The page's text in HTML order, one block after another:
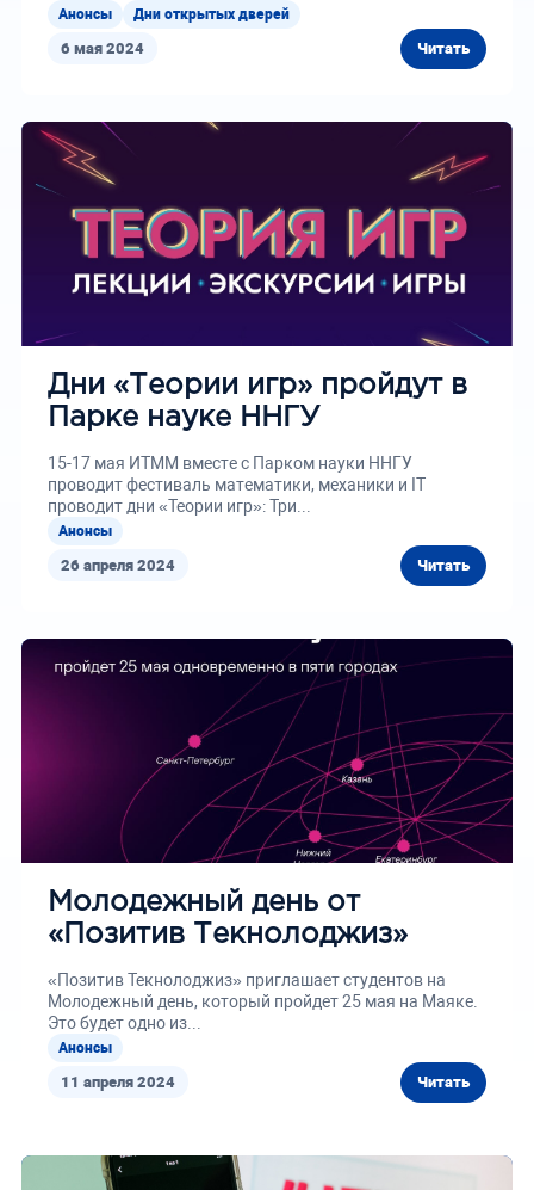
6 мая 2024 Читать
Анонсы Дни открытых дверей
26 апреля 2024 Читать
Дни «Теории игр» пройдут в
Парке науке ННГУ
15-17 мая ИТММ вместе с Парком науки ННГУ
проводит фестиваль математики, механики и IT
проводит дни «Теории игр»: Три...
Анонсы
11 апреля 2024 Читать
Молодежный день от
«Позитив Текнолоджиз»
«Позитив Текнолоджиз» приглашает студентов на
Молодежный день, который пройдет 25 мая на Маяке.
Это будет одно из...
Анонсы